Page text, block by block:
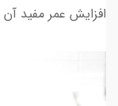
افزایش عمر مفید